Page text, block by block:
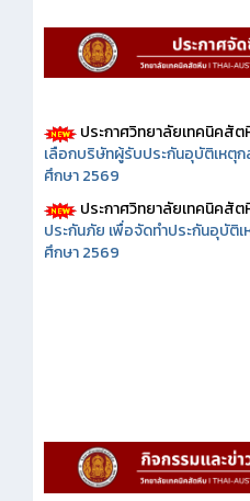
ประกาศวิทยาลัยเทคนิคสัต
เลือกบริษัทผู้รับประกันอุบัติเหตุก
ศึกษา 2569
ประกาศวิทยาลัยเทคนิคสัต
ประกันภัย เพื่อจัดทำประกันอุบัติ
ศึกษา 2569